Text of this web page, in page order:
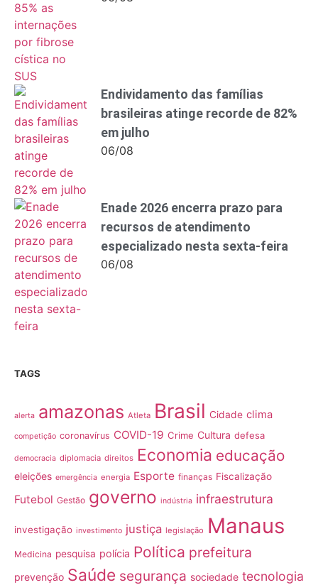
Endividamento das famílias
brasileiras atinge recorde de 82%
em julho
06/08
Enade 2026 encerra prazo para
recursos de atendimento
especializado nesta sexta-feira
06/08
TAGS
alerta amazonas Atleta Brasil Cidade clima
competição coronavírus COVID-19 Crime Cultura defesa
democracia diplomacia direitos Economia educação
eleições emergência energia Esporte finanças Fiscalização
Futebol Gestão governo indústria infraestrutura
investigação investimento justiça legislação Manaus
Medicina pesquisa polícia Política prefeitura
prevenção Saúde segurança sociedade tecnologia